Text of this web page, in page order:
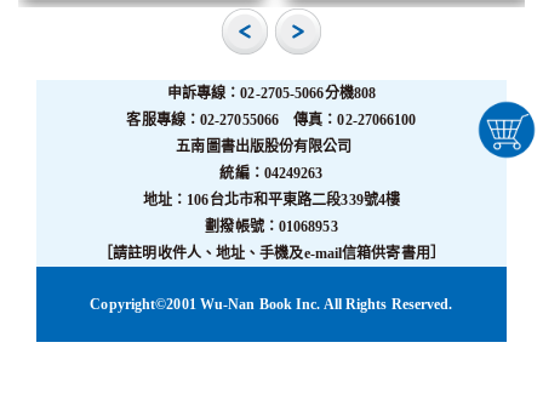
申訴專線：02-2705-5066分機808
客服專線：02-27055066 傳真：02-27066100
五南圖書出版股份有限公司
統編：04249263
地址：106台北市和平東路二段339號4樓
劃撥帳號：01068953
［請註明收件人、地址、手機及e-mail信箱供寄書用］
Copyright©2001 Wu-Nan Book Inc. All Rights Reserved.